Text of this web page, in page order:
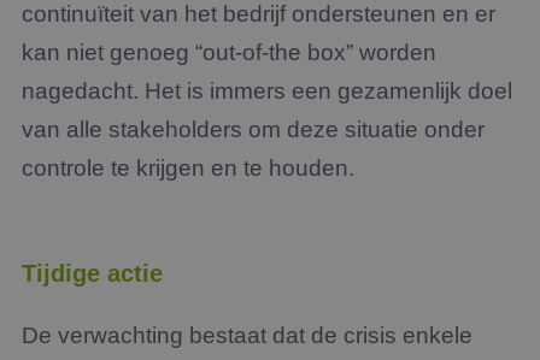
continuïteit van het bedrijf ondersteunen en er
kan niet genoeg “out-of-the box” worden
nagedacht. Het is immers een gezamenlijk doel
van alle stakeholders om deze situatie onder
controle te krijgen en te houden.
Tijdige actie
De verwachting bestaat dat de crisis enkele